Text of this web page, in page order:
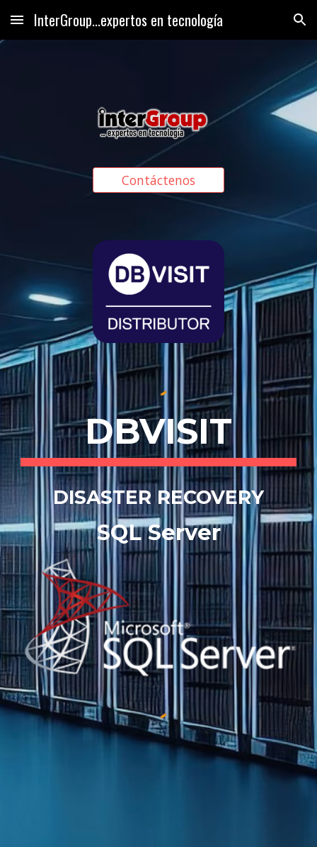
Skip to main content Skip to navigation
InterGroup...expertos en tecnología
Contáctenos
DBVISIT
DISASTER RECOVERY
SQL Server